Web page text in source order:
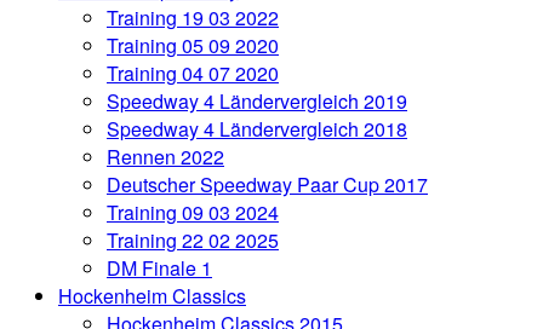
Training 19 03 2022
Training 05 09 2020
Training 04 07 2020
Speedway 4 Ländervergleich 2019
Speedway 4 Ländervergleich 2018
Rennen 2022
Deutscher Speedway Paar Cup 2017
Training 09 03 2024
Training 22 02 2025
DM Finale 1
Hockenheim Classics